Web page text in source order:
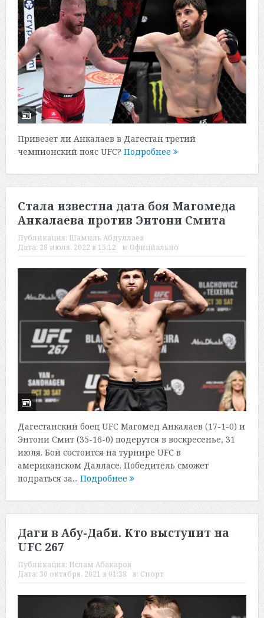
Привезет ли Анкалаев в Дагестан третий
чемпионский пояс UFC? Подробнее
Стала известна дата боя Магомеда
Анкалаева против Энтони Смита
Публикация: Шамиль Абдуллаев
Дата: 28 июля, 2022 в 15:12 в: Официально
Дагестанский боец UFC Магомед Анкалаев (17-1-0) и
Энтони Смит (35-16-0) подерутся в воскресенье, 31
июля. Бой состоится на турнире UFC в
американском Далласе. Победитель сможет
подраться за... Подробнее
Даги в Абу-Даби. Кто выступит на
UFC 267
Публикация: Ислам Абакаров
Дата: 30 октября, 2021 в 01:38 в: Спорт